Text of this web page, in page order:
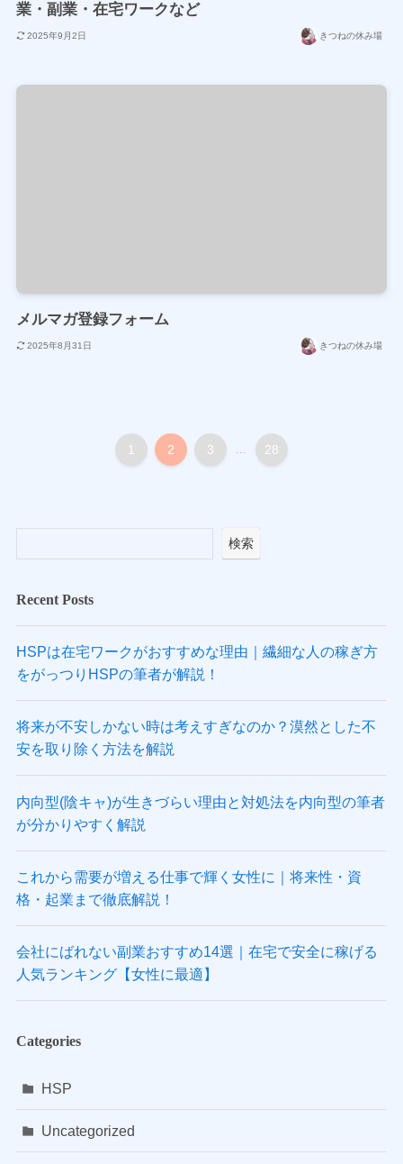
業・副業・在宅ワークなど
2025年9月2日 きつねの休み場
メルマガ登録フォーム
2025年8月31日 きつねの休み場
1 2 3 ... 28
検索
Recent Posts
HSPは在宅ワークがおすすめな理由｜繊細な人の稼ぎ方
をがっつりHSPの筆者が解説！
将来が不安しかない時は考えすぎなのか？漠然とした不
安を取り除く方法を解説
内向型(陰キャ)が生きづらい理由と対処法を内向型の筆者
が分かりやすく解説
これから需要が増える仕事で輝く女性に｜将来性・資
格・起業まで徹底解説！
会社にばれない副業おすすめ14選｜在宅で安全に稼げる
人気ランキング【女性に最適】
Categories
HSP
Uncategorized